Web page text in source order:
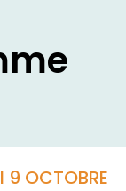
9 OCTOBRE